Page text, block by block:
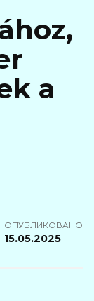
a
ОПУБЛИКОВАНО
15.05.2025